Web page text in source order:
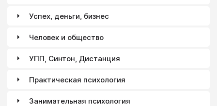
Успех, деньги, бизнес
Человек и общество
УПП, Синтон, Дистанция
Практическая психология
Занимательная психология